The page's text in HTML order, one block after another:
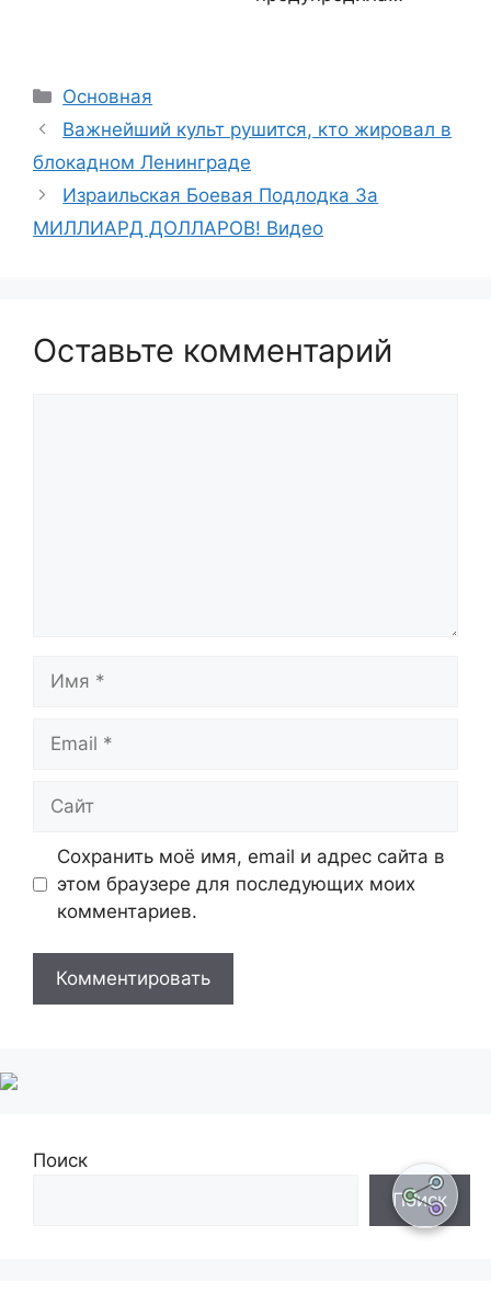
Рубрики
Основная
Важнейший культ рушится, кто жировал в
блокадном Ленинграде
Израильская Боевая Подлодка За
МИЛЛИАРД ДОЛЛАРОВ! Видео
Оставьте комментарий
Сохранить моё имя, email и адрес сайта в
этом браузере для последующих моих
комментариев.
Поиск
Поиск